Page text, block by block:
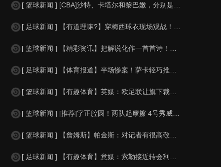
[ 篮球新闻 ] [CBA]沙特、卡塔尔和黎巴嫩，分别是什么水平？
[ 足球新闻 ] 【有道理嘛?】穿梅西球衣现场观战！马思纯晒照：终究是人生，不
[ 篮球新闻 ] 【精彩资讯】把解说化作一首首诗！贺炜本届世界杯金句合集
[ 足球新闻 ] 【体育报道】半场惨案！萨卡轻巧推射双响，英格兰4-0领先法国
[ 篮球新闻 ] 【有趣体育】英媒：欧足联让旗下裁判避免像世界杯一样，用VAR
[ 篮球新闻 ] [推荐]字正腔圆！两队起摩擦 4号秀威尔逊大声嘲讽卡卢马:W
[ 篮球新闻 ] 【詹姆斯】帕金斯：对记者有很高敬意 Windhorst绝不是
[ 足球新闻 ] 【有趣体育】意媒：索勒接近转会利兹联，乌迪内斯有意米兰后卫F